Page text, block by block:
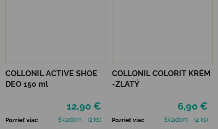
COLLONIL ACTIVE SHOE
DEO 150 ml
12,90 €
Pozrieť viac Skladom (2 ks)
COLLONIL COLORIT KRÉM
-ZLATÝ
6,90 €
Pozrieť viac Skladom (4 ks)